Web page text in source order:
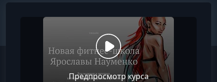
Предпросмотр курса